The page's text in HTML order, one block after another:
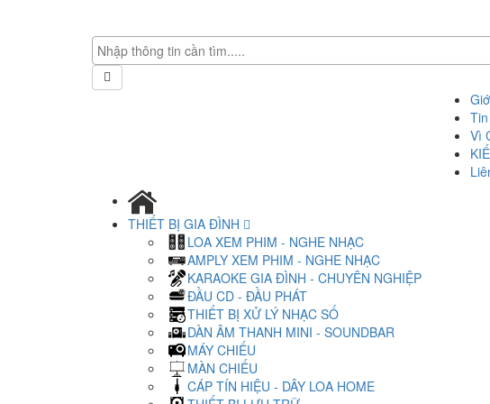
Vì
THIẾT BỊ GIA ĐÌNH
LOA XEM PHIM - NGHE NHẠC
AMPLY XEM PHIM - NGHE NHẠC
KARAOKE GIA ĐÌNH - CHUYÊN NGHIỆP
ĐẦU CD - ĐẦU PHÁT
THIẾT BỊ XỬ LÝ NHẠC SỐ
DÀN ÂM THANH MINI - SOUNDBAR
MÁY CHIẾU
MÀN CHIẾU
CÁP TÍN HIỆU - DÂY LOA HOME